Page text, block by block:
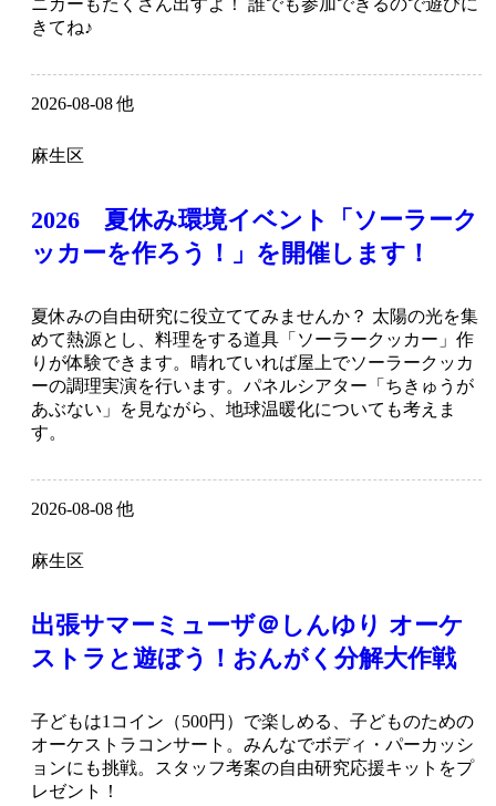
ニカーもたくさん出すよ！ 誰でも参加できるので遊びに
きてね♪
2026-08-08 他
麻生区
2026 夏休み環境イベント「ソーラーク
ッカーを作ろう！」を開催します！
夏休みの自由研究に役立ててみませんか？ 太陽の光を集
めて熱源とし、料理をする道具「ソーラークッカー」作
りが体験できます。晴れていれば屋上でソーラークッカ
ーの調理実演を行います。パネルシアター「ちきゅうが
あぶない」を見ながら、地球温暖化についても考えま
す。
2026-08-08 他
麻生区
出張サマーミューザ＠しんゆり オーケ
ストラと遊ぼう！おんがく分解大作戦
子どもは1コイン（500円）で楽しめる、子どものための
オーケストラコンサート。みんなでボディ・パーカッシ
ョンにも挑戦。スタッフ考案の自由研究応援キットをプ
レゼント！